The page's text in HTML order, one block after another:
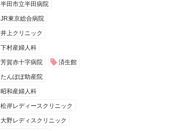
半田市立半田病院
JR東京総合病院
井上クリニック
下村産婦人科
芳賀赤十字病院 済生館
たんぽぽ助産院
昭和産婦人科
松岸レディースクリニック
大野レディスクリニック